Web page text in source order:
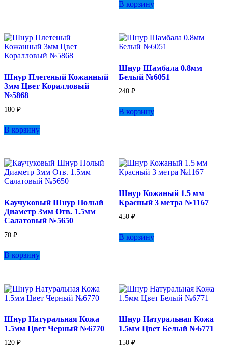
В корзину
Шнур Плетеный Кожанный
3мм Цвет Коралловый
№5868
180 ₽
В корзину
Шнур Шамбала 0.8мм
Белый №6051
240 ₽
В корзину
Каучуковый Шнур Полый
Диаметр 3мм Отв. 1.5мм
Салатовый №5650
70 ₽
В корзину
Шнур Кожаный 1.5 мм
Красный 3 метра №1167
450 ₽
В корзину
Шнур Натуральная Кожа
1.5мм Цвет Черный №6770
120 ₽
Шнур Натуральная Кожа
1.5мм Цвет Белый №6771
150 ₽